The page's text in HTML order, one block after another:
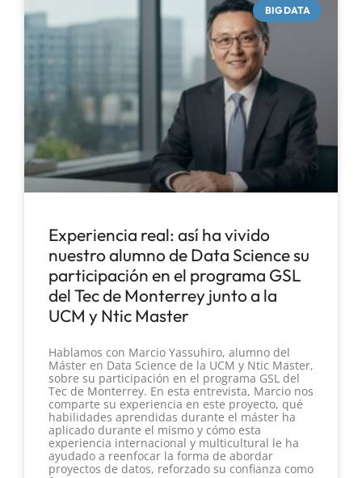
BIG DATA
Experiencia real: así ha vivido
nuestro alumno de Data Science su
participación en el programa GSL
del Tec de Monterrey junto a la
UCM y Ntic Master
Hablamos con Marcio Yassuhiro, alumno del
Máster en Data Science de la UCM y Ntic Master,
sobre su participación en el programa GSL del
Tec de Monterrey. En esta entrevista, Marcio nos
comparte su experiencia en este proyecto, qué
habilidades aprendidas durante el máster ha
aplicado durante el mismo y cómo esta
experiencia internacional y multicultural le ha
ayudado a reenfocar la forma de abordar
proyectos de datos, reforzado su confianza como